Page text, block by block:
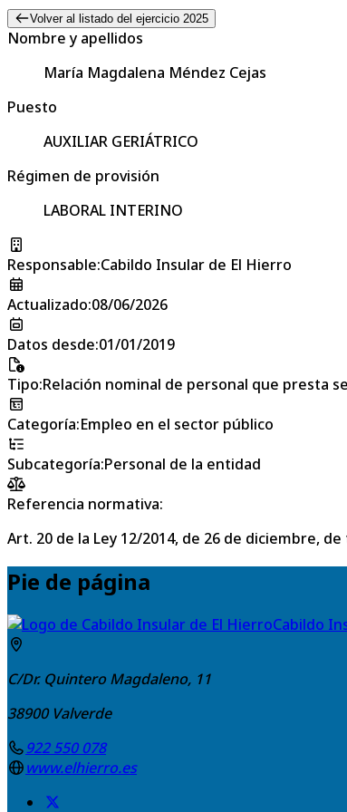
Volver al listado del ejercicio 2025
Nombre y apellidos
María Magdalena Méndez Cejas
Puesto
AUXILIAR GERIÁTRICO
Régimen de provisión
LABORAL INTERINO
Responsable:Cabildo Insular de El Hierro
Actualizado:08/06/2026
Datos desde:01/01/2019
Tipo:Relación nominal de personal que presta
Categoría:Empleo en el sector público
Subcategoría:Personal de la entidad
Referencia normativa:
Art. 20 de la Ley 12/2014, de 26 de diciembre,
Pie de página
Cabildo
C/Dr. Quintero Magdaleno, 11
38900 Valverde
922 550 078
www.elhierro.es